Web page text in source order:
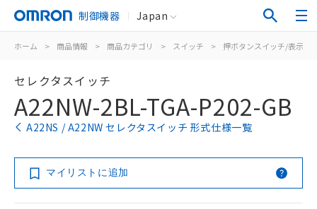
制御機器 Japan
ホーム > 商品情報 > 商品カテゴリ > スイッチ > 押ボタンスイッチ/表示灯
セレクタスイッチ
A22NW-2BL-TGA-P202-GB
A22NS / A22NW セレクタスイッチ 形式仕様一覧
マイリストに追加